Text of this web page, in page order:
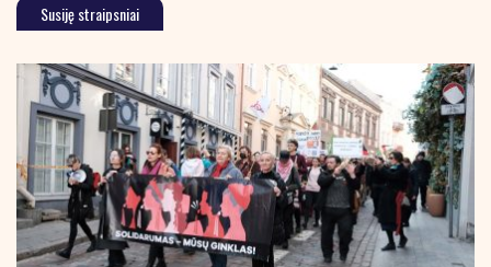
Susiję straipsniai